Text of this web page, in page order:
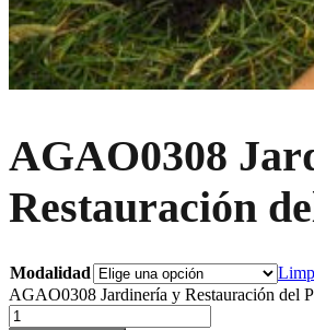
AGAO0308
Restauración
Modalidad
AGAO0308 Jardinería y Restauración del